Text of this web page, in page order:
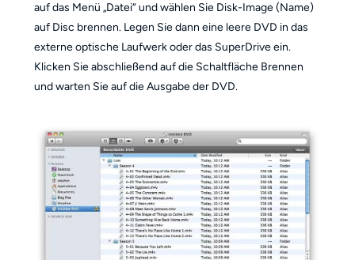
auf das Menü „Datei“ und wählen Sie Disk-Image (Name)
auf Disc brennen. Legen Sie dann eine leere DVD in das
externe optische Laufwerk oder das SuperDrive ein.
Klicken Sie abschließend auf die Schaltfläche Brennen
und warten Sie auf die Ausgabe der DVD.